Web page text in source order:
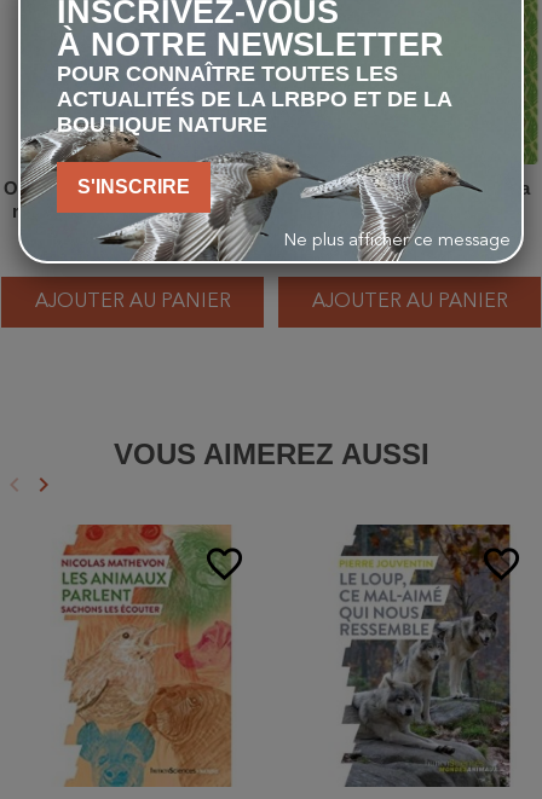
Ornithérapie - Et si les oiseaux
nous aidaient à aller mieux ?
17,90 €
AJOUTER AU PANIER
A l'écoute des animaux de la
forêt - 21 chants et cris à
découvrir
22,50 €
AJOUTER AU PANIER
VOUS AIMEREZ AUSSI
Précédent
keyboard_arrow_left Suivant
keyboard_arrow_right
favorite_border favorite_border
INSCRIVEZ-VOUS
À NOTRE NEWSLETTER
POUR CONNAÎTRE TOUTES LES
ACTUALITÉS DE LA LRBPO ET DE LA
BOUTIQUE NATURE
S'INSCRIRE
Ne plus afficher ce message